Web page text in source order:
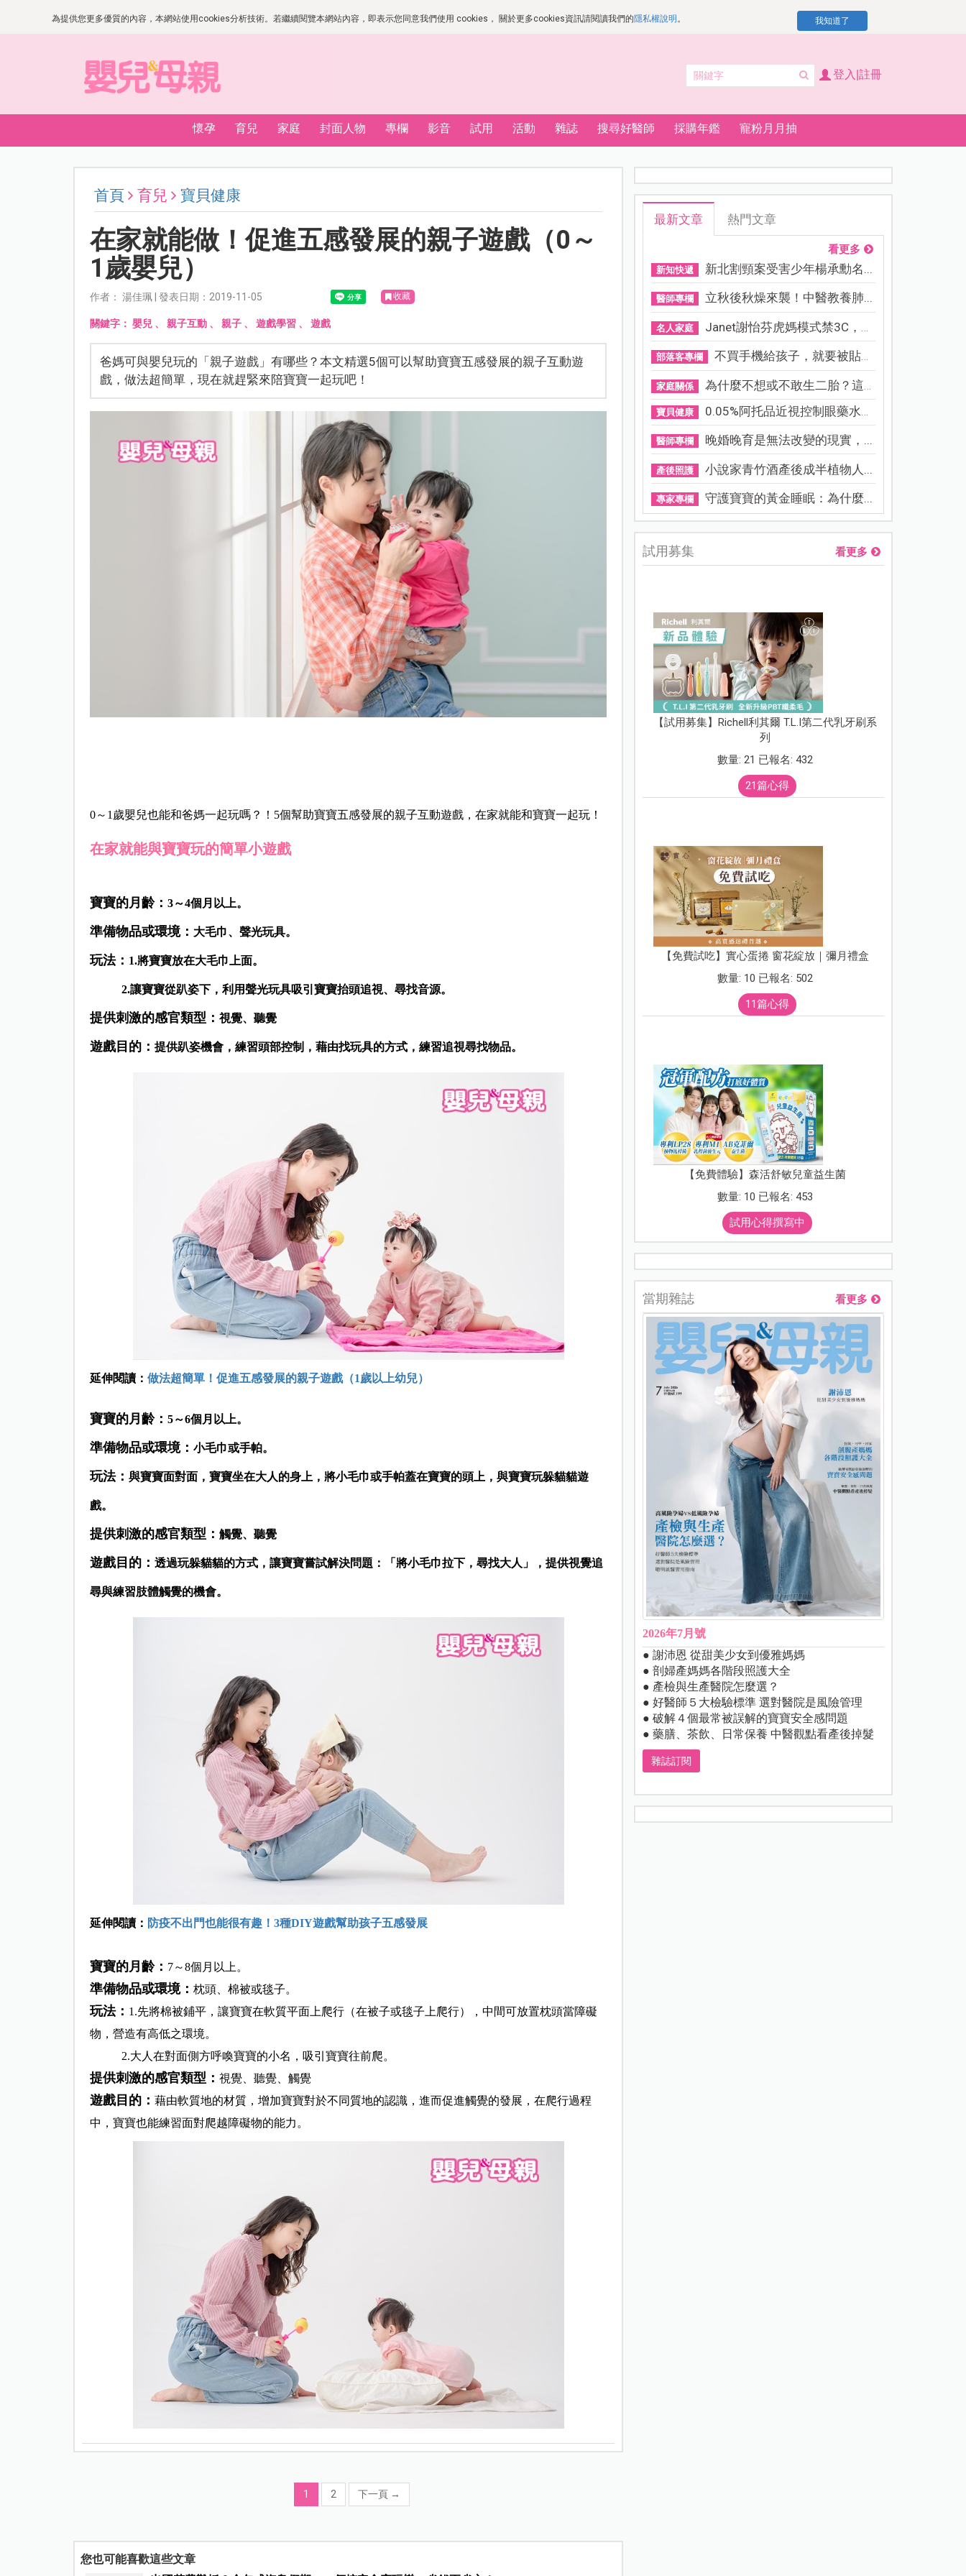
為提供您更多優質的內容，本網站使用cookies分析技術。若繼續閱覽本網站內容，即表示您同意我們使用 cookies， 關於更多cookies資訊請閱讀我們的隱私權說明 。 我知道了
登入|註冊
懷孕 育兒 家庭 封面人物 專欄 影音 試用 活動 雜誌 搜尋好醫師 採購年鑑 寵粉月月抽
首頁 育兒 寶貝健康
在家就能做！促進五感發展的親子遊戲（0～
1歲嬰兒）
作者： 湯佳珮 | 發表日期：2019-11-05 收藏
關鍵字： 嬰兒、 親子互動、 親子、 遊戲學習 、 遊戲
爸媽可與嬰兒玩的「親子遊戲」有哪些？本文精選5個可以幫助寶寶五感發展的親子互動遊
戲，做法超簡單，現在就趕緊來陪寶寶一起玩吧！
0～1歲嬰兒也能和爸媽一起玩嗎？！5個幫助寶寶五感發展的親子互動遊戲，在家就能和寶寶一起玩！
在家就能與寶寶玩的簡單小遊戲
寶寶的月齡： 3～4個月以上。
準備物品或環境： 大毛巾、聲光玩具。
玩法： 1.將寶寶放在大毛巾上面。
2.讓寶寶從趴姿下，利用聲光玩具吸引寶寶抬頭追視、尋找音源。
提供刺激的感官類型： 視覺、聽覺
遊戲目的： 提供趴姿機會，練習頭部控制，藉由找玩具的方式，練習追視尋找物品。
延伸閱讀： 做法超簡單！促進五感發展的親子遊戲（1歲以上幼兒）
寶寶的月齡： 5～6個月以上。
準備物品或環境： 小毛巾或手帕。
玩法： 與寶寶面對面，寶寶坐在大人的身上，將小毛巾或手帕蓋在寶寶的頭上，與寶寶玩躲貓貓遊
戲。
提供刺激的感官類型： 觸覺、聽覺
遊戲目的： 透過玩躲貓貓的方式，讓寶寶嘗試解決問題：「將小毛巾拉下，尋找大人」，提供視覺追
尋與練習肢體觸覺的機會。
延伸閱讀： 防疫不出門也能很有趣！3種DIY遊戲幫助孩子五感發展
寶寶的月齡： 7～8個月以上。
準備物品或環境： 枕頭、棉被或毯子。
玩法： 1.先將棉被鋪平，讓寶寶在軟質平面上爬行（在被子或毯子上爬行），中間可放置枕頭當障礙
物，營造有高低之環境。
2.大人在對面側方呼喚寶寶的小名，吸引寶寶往前爬。
提供刺激的感官類型： 視覺、聽覺、觸覺
遊戲目的： 藉由軟質地的材質，增加寶寶對於不同質地的認識，進而促進觸覺的發展，在爬行過程
中，寶寶也能練習面對爬越障礙物的能力。
1 2 下一頁 →
您也可能喜歡這些文章
最新文章 熱門文章
看更多
新知快遞 新北割頸案受害少年楊承勳名...
醫師專欄 立秋後秋燥來襲！中醫教養肺...
名人家庭 Janet謝怡芬虎媽模式禁3C，看...
部落客專欄 不買手機給孩子，就要被貼「...
家庭關係 為什麼不想或不敢生二胎？這8...
寶貝健康 0.05%阿托品近視控制眼藥水納...
醫師專欄 晚婚晚育是無法改變的現實，...
產後照護 小說家青竹酒產後成半植物人...
專家專欄 守護寶寶的黃金睡眠：為什麼...
試用募集 看更多
【試用募集】Richell利其爾 T.L.I第二代乳牙刷系
列
數量: 21 已報名: 432
21篇心得
【免費試吃】實心蛋捲 窗花綻放｜彌月禮盒
數量: 10 已報名: 502
11篇心得
【免費體驗】森活舒敏兒童益生菌
數量: 10 已報名: 453
試用心得撰寫中
當期雜誌 看更多
2026年7月號
● 謝沛恩 從甜美少女到優雅媽媽
● 剖婦產媽媽各階段照護大全
● 產檢與生產醫院怎麼選？
● 好醫師５大檢驗標準 選對醫院是風險管理
● 破解４個最常被誤解的寶寶安全感問題
● 藥膳、茶飲、日常保養 中醫觀點看產後掉髮
雜誌訂閱